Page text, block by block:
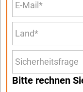
Bitte rechnen